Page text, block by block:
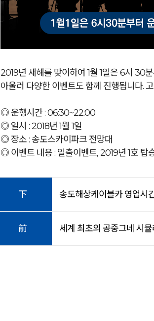
2019년 새해를 맞이하여 1월 1일은 6시 30
아울러 다양한 이벤트도 함께 진행됩니다.
◎ 운행시간 : 06:30~22:00
◎ 일시 : 2018년 1월 1일
◎ 장소 : 송도스카이파크 전망대
◎ 이벤트 내용 : 일출이벤트, 2019년 1호 탑
下 송도해상케이블카 영업시
前 세계 최초의 공중그네 시